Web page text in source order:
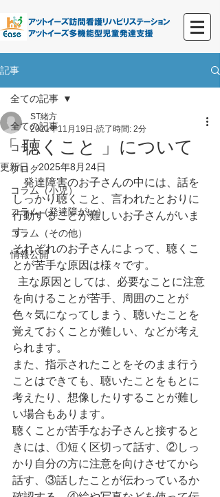
記事
全ての記事
コラム
ブログ
コラム（小児）
コラム（発達障がい）
コラム（その他）
情報公開
全ての記事
「 聴くこと 」について
ST緒方
2021年11月19日 読了時間: 2分
更新日：2025年8月24日
発達障害のお子さんの中には、話を
しっかり聴くこと、言われたとおりに
行動することが難しいお子さんがいま
す。
それぞれのお子さんによって、聴くこ
とが苦手な原因は様々です。
を向けることが苦手、周囲のことが
色々気になってしまう、聴いたことを
覚えておくことが難しい、などが考え
られます。
また、指示されたことをそのまま行う
ことはできても、聴いたことをもとに
考えたり、想像したりすることが難し
い場合もあります。
聴くことが苦手なお子さんと接すると
きには、①短く区切って話す、②しっ
かり自分の方に注意を向けさせてから
話す、③話したことが伝わっているか